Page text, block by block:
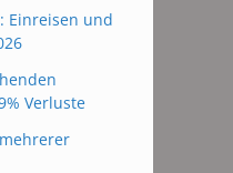
Einreisen und
Verluste